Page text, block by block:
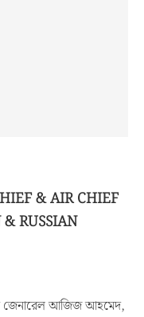
& AIR CHIEF
RUSSIAN
জেনারেল আজিজ আহমেদ,